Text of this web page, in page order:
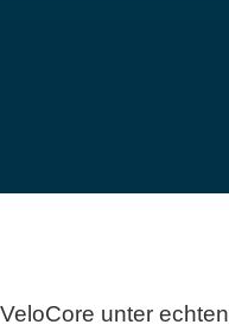
unter echten